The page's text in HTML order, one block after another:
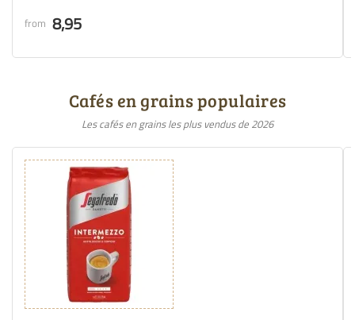
from 8,95
Cafés en grains populaires
Les cafés en grains les plus vendus de 2026